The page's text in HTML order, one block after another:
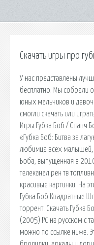
Скачать игры про
У нас представлены
бесплатно. Мы собрали
юных мальчиков и
смогли скачать или
Игры Губка Боб / Спанч
«Губка Боб: Битва за
любимца всех малышей,
Боба, выпущенная в
телеканал рен тв
красивые картинки. На
Губка Боб Квадратные
торрент. Скачать Губка
(2005) PC на русском с
можно по ссылке ниже.